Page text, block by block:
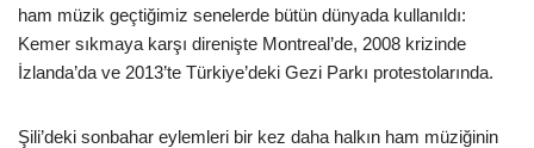
ham müzik geçtiğimiz senelerde bütün dünyada kullanıldı:
Kemer sıkmaya karşı direnişte Montreal’de, 2008 krizinde
İzlanda’da ve 2013’te Türkiye’deki Gezi Parkı protestolarında.
Şili’deki sonbahar eylemleri bir kez daha halkın ham müziğinin